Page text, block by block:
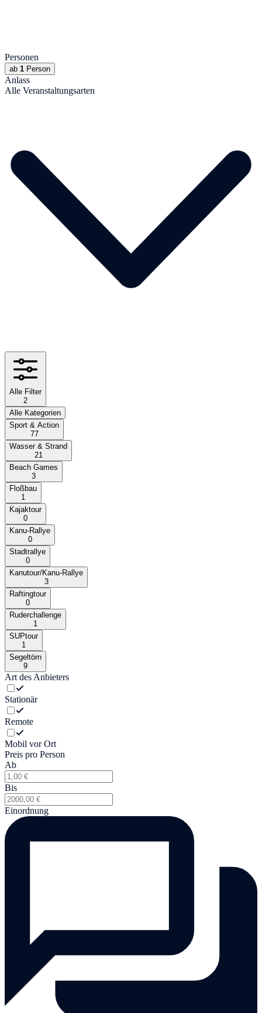
Personen
ab 1 Person
Anlass
Alle Veranstaltungsarten
Alle Filter
2
Alle Kategorien
Sport & Action
77
Wasser & Strand
21
Beach Games
3
Floßbau
1
Kajaktour
0
Kanu-Rallye
0
Stadtrallye
0
Kanutour/Kanu-Rallye
3
Raftingtour
0
Ruderchallenge
1
SUPtour
1
Segeltörn
9
Art des Anbieters
Stationär
Remote
Mobil vor Ort
Preis pro Person
Ab
Bis
Einordnung